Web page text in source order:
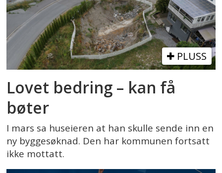
PLUSS
Lovet bedring – kan få
bøter
I mars sa huseieren at han skulle sende inn en
ny byggesøknad. Den har kommunen fortsatt
ikke mottatt.